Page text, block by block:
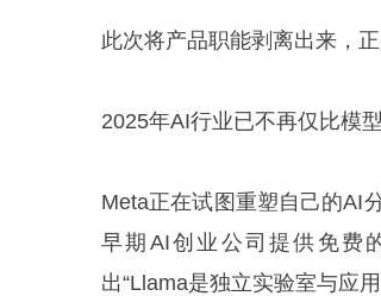
此次将产品职能剥离出来，
2025年AI行业已不再仅比模
Meta正在试图重塑自己的AI
早期AI创业公司提供免费
出“Llama是独立实验室与应